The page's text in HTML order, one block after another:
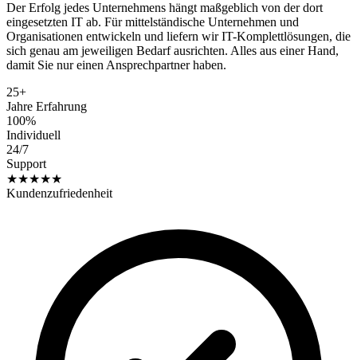
Der Erfolg jedes Unternehmens hängt maßgeblich von der dort
eingesetzten IT ab. Für mittelständische Unternehmen und
Organisationen entwickeln und liefern wir IT-Komplettlösungen, die
sich genau am jeweiligen Bedarf ausrichten. Alles aus einer Hand,
damit Sie nur einen Ansprechpartner haben.
25+
Jahre Erfahrung
100%
Individuell
24/7
Support
★★★★★
Kundenzufriedenheit